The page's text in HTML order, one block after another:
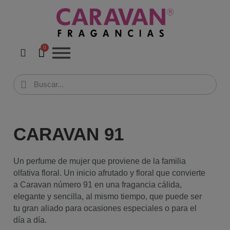
CARAVAN 91
Un perfume de mujer que proviene de la familia
olfativa floral. Un inicio afrutado y floral que convierte
a Caravan número 91 en una fragancia cálida,
elegante y sencilla, al mismo tiempo, que puede ser
tu gran aliado para ocasiones especiales o para el
día a día.